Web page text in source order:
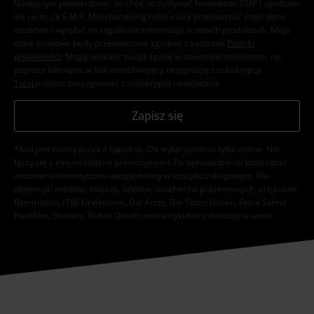
Niniejszym potwierdzam, że chcę otrzymywać Newsletter EMP i zgadzam
się na to, że E.M.P. Merchandising mbH może przetwarzać moje dane
osobowe i wysyłać mi regularnie informacje o swoich produktach. Moje
dane osobowe będą przetwarzane zgodnie z zapisami
Polityki
prywatności . Mogę odwołać swoją zgodę w dowolnym momencie, np.
poprzez kliknięcie w link umożliwiający rezygnację z subskrypcji.
Tutaj możesz zrezygnować z subskrypcji newslettera.
Zapisz się
*Kod jest ważny przez 4 tygodnie. Do wykorzystania tylko online. NIe
łączy się z innymi kodami promocyjnymi. Po wprowadzeniu kodu rabat
zostanie automatycznie uwzględniony w koszyku zakupowym. Nie
obejmuje: mediów, książek, biletów, voucherów prezentowych, artykułów:
Rammstein, (Till) Lindemann, Die Ärzte, Die Toten Hosen, Feine Sahne
Fischfilet, Broilers, Böhse Onkelz oraz artykułów z donacją w cenie.